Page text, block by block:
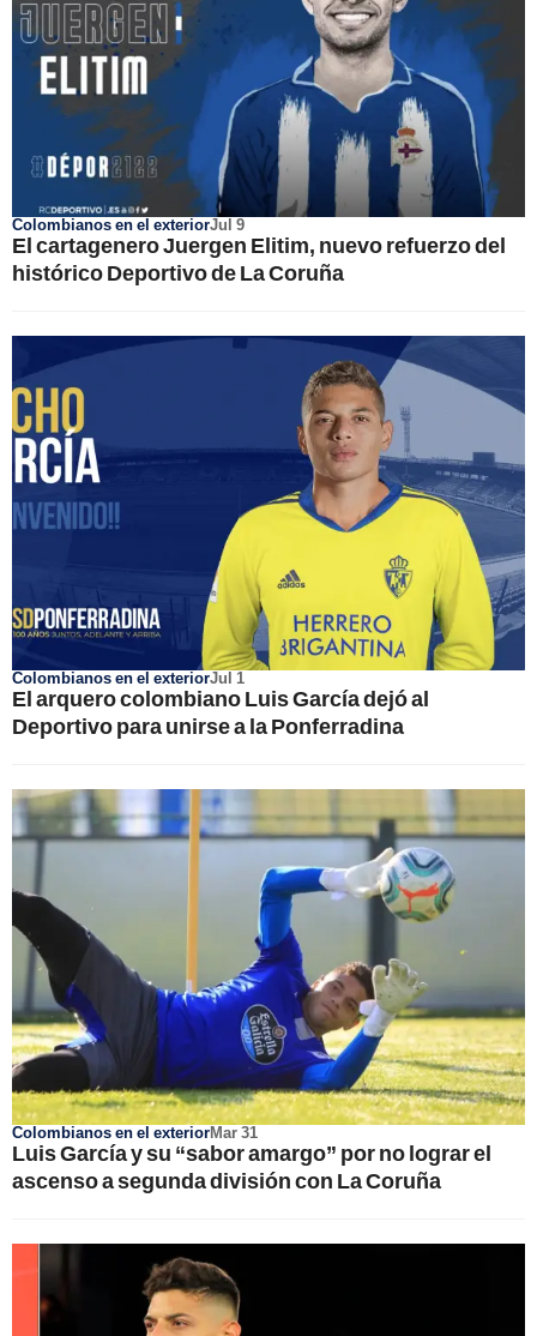
Colombianos en el exteriorJul 9
El cartagenero Juergen Elitim, nuevo refuerzo del
histórico Deportivo de La Coruña
Colombianos en el exteriorJul 1
El arquero colombiano Luis García dejó al
Deportivo para unirse a la Ponferradina
Colombianos en el exteriorMar 31
Luis García y su “sabor amargo” por no lograr el
ascenso a segunda división con La Coruña